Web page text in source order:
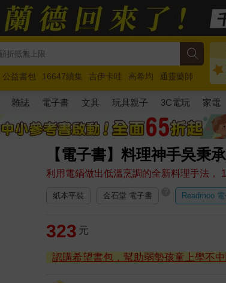
公益書包 16647續集 吉伊卡哇 高希均
通靈藥師
馬斯克 玩具總動員5 超慢跑
雜誌 電子書 文具 玩具親子 3C電玩 家電
【電子書】料理神手吳秉
利用電鍋做出低溫烹調的全新料理手法，
紙本平裝 金石堂 電子書 Readmoo
323 元
認購希望書包，幫助弱勢孩童上學不中